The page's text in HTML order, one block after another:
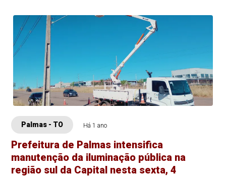
Palmas - TO Há 1 ano
Prefeitura de Palmas intensifica
manutenção da iluminação pública na
região sul da Capital nesta sexta, 4